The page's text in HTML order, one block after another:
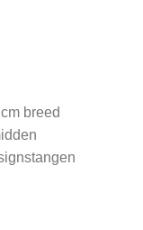
breed